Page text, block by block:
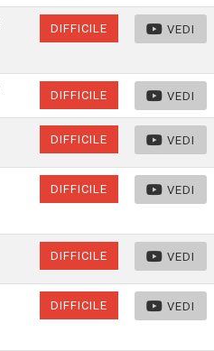
DIFFICILE VEDI
DIFFICILE VEDI
DIFFICILE VEDI
DIFFICILE VEDI
DIFFICILE VEDI
DIFFICILE VEDI